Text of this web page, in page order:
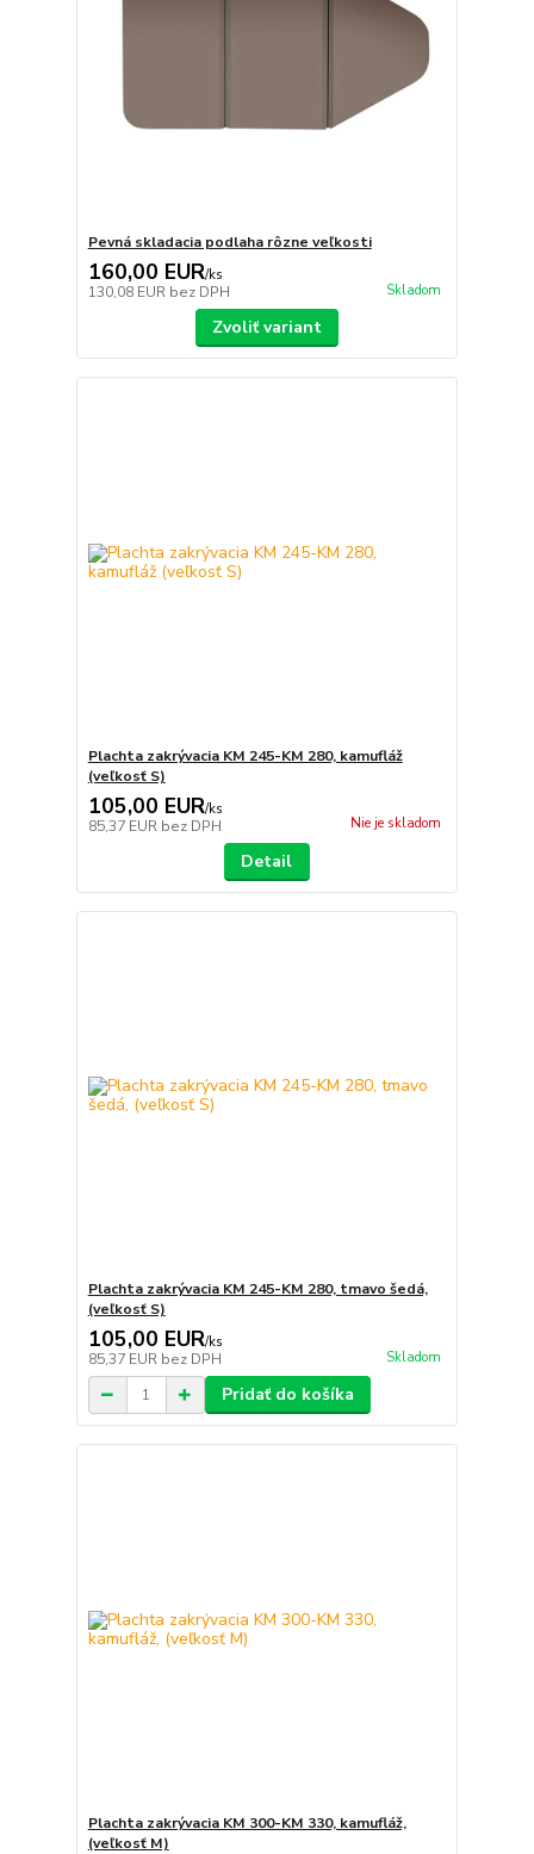
Pevná skladacia podlaha rôzne veľkosti
160,00 EUR/ks
130,08 EUR bez DPH Skladom
Zvoliť variant
Plachta zakrývacia KM 245-KM 280, kamufláž
(veľkosť S)
105,00 EUR/ks
85,37 EUR bez DPH Nie je skladom
Detail
Plachta zakrývacia KM 245-KM 280, tmavo šedá,
(veľkosť S)
105,00 EUR/ks
85,37 EUR bez DPH Skladom
Pridať do košíka
Plachta zakrývacia KM 300-KM 330, kamufláž,
(veľkosť M)